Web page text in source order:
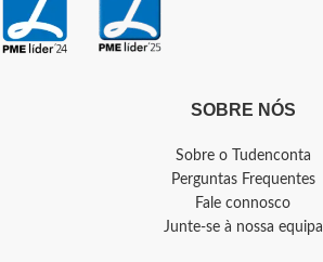
SOBRE NÓS
Sobre o Tudenconta
Perguntas Frequentes
Fale connosco
Junte-se à nossa equipa